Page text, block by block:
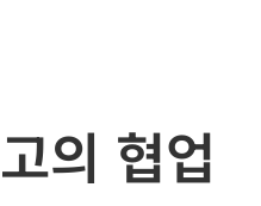
의 협업